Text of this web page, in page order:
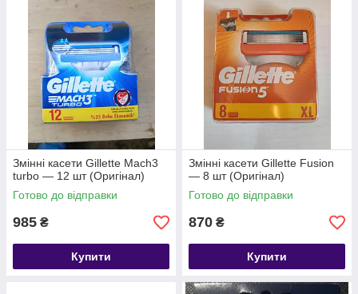
Змінні касети Gillette Mach3
turbo — 12 шт (Оригінал)
Готово до відправки
985 ₴
Купити
Змінні касети Gillette Fusion
— 8 шт (Оригінал)
Готово до відправки
870 ₴
Купити